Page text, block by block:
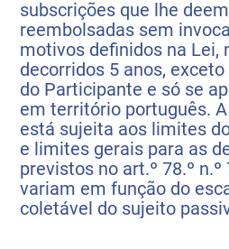
subscrições que lhe
reembolsadas sem
motivos definidos na Lei,
decorridos 5 anos,
do Participante e só se
em território português.
está sujeita aos limites
e limites gerais para as
previstos no art.º 78.º n.º
variam em função do
coletável do sujeito